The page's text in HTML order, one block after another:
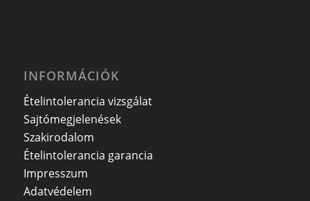
INFORMÁCIÓK
Ételintolerancia vizsgálat
Sajtómegjelenések
Szakirodalom
Ételintolerancia garancia
Impresszum
Adatvédelem